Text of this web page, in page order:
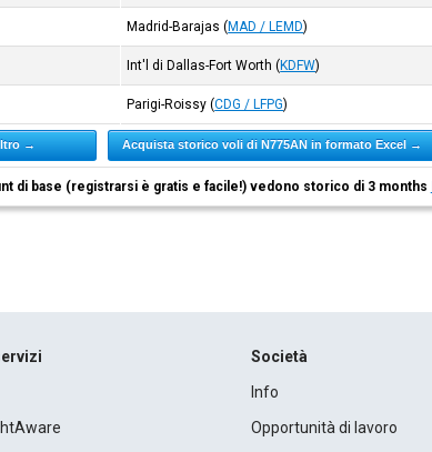
Madrid-Barajas (MAD / LEMD)
Int'l di Dallas-Fort Worth (KDFW)
Parigi-Roissy (CDG / LFPG)
→ Acquista storico voli di N775AN in formato Excel →
di base (registrarsi è gratis e facile!) vedono storico di 3 months
Società
Info
Opportunità di lavoro